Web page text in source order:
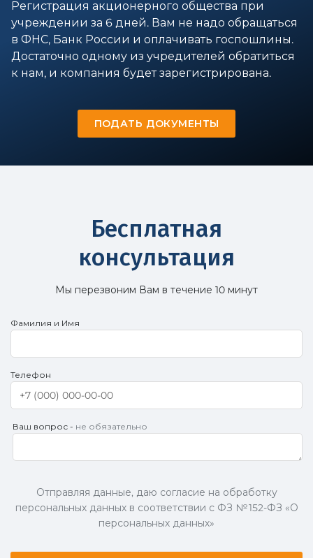
Регистрация акционерного общества при
учреждении за 6 дней. Вам не надо обращаться
в ФНС, Банк России и оплачивать госпошлины.
Достаточно одному из учредителей обратиться
к нам, и компания будет зарегистрирована.
ПОДАТЬ ДОКУМЕНТЫ
Бесплатная
консультация
Мы перезвоним Вам в течение 10 минут
Фамилия и Имя
Телефон
Ваш вопрос - не обязательно
Отправляя данные, даю согласие на обработку
персональных данных в соответствии с ФЗ № 152-ФЗ «О
персональных данных»